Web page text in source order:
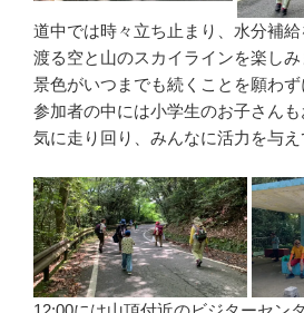
道中では時々立ち止まり、水分補
渡る空と山のスカイラインを楽し
景色がいつまでも続くことを願わず
参加者の中には小学生のお子さん
気に走り回り、みんなに活力を与え